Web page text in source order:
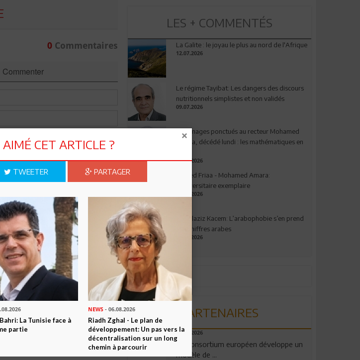
0Commentaires
Commenter
LES + COMMENTÉS
La Galite : le joyau le plus au nord de l'Afrique
12.07.2026
Le régime Tayibat: Les dangers des discours
nutritionnels simplistes et non validés
09.07.2026
Hommages ponctués au recteur Mohamed
Amara, décédé lundi : les mathématiques en
03.08.2026
Ahmed Friaa - Mohamed Amara:
l’Universitaire exemplaire
04.08.2026
Abdelaziz Kacem: L’arabophobie s’en prend
aux chiffres arabes
09.07.2026
PARTENAIRES
06.08.2026
Un consortium européen développe un
modèle de ...
CET ARTICLE ?
TWEETER PARTAGER
La Tunisie face à
partie
NEWS- 06.08.2026
Riadh Zghal - Le plan de
développement: Un pas vers la
décentralisation sur un long
chemin à parcourir